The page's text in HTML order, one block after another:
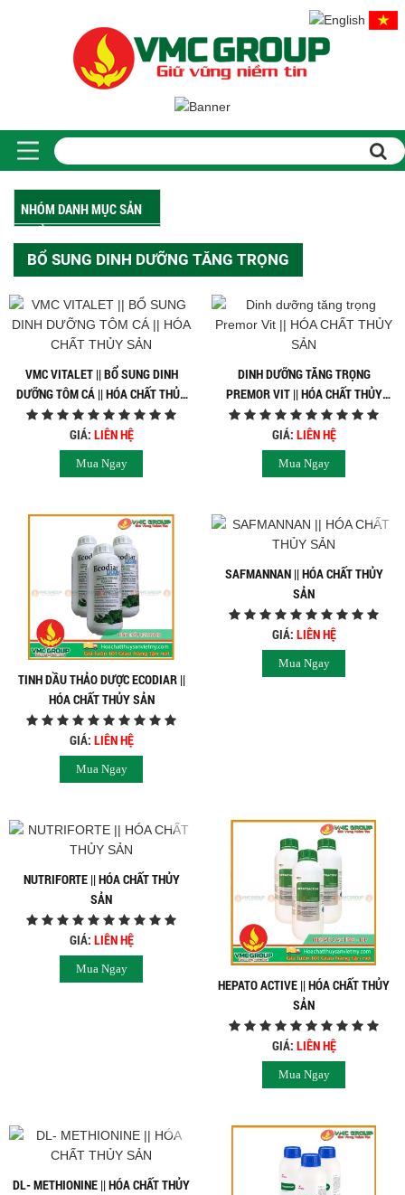
NHÓM DANH MỤC SẢN
BỔ SUNG DINH DƯỠNG TĂNG TRỌNG
VMC VITALET || BỔ SUNG DINH
DƯỠNG TÔM CÁ || HÓA CHẤT THỦY
SẢN
GIÁ: LIÊN HỆ
Mua Ngay
DINH DƯỠNG TĂNG TRỌNG
PREMOR VIT || HÓA CHẤT THỦY
SẢN
GIÁ: LIÊN HỆ
Mua Ngay
TINH DẦU THẢO DƯỢC ECODIAR ||
HÓA CHẤT THỦY SẢN
GIÁ: LIÊN HỆ
Mua Ngay
SAFMANNAN || HÓA CHẤT THỦY
SẢN
GIÁ: LIÊN HỆ
Mua Ngay
NUTRIFORTE || HÓA CHẤT THỦY
SẢN
GIÁ: LIÊN HỆ
Mua Ngay
HEPATO ACTIVE || HÓA CHẤT THỦY
SẢN
GIÁ: LIÊN HỆ
Mua Ngay
DL- METHIONINE || HÓA CHẤT THỦY